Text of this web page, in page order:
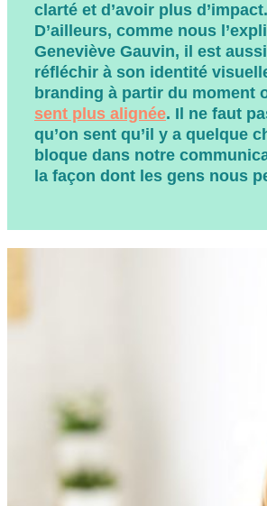
clarté et d’avoir plus d’impact
D’ailleurs, comme nous
Geneviève Gauvin, il est
réfléchir à son identité
branding à partir du moment
sent plus alignée. Il ne faut
qu’on sent qu’il y a quelque
bloque dans notre
la façon dont les gens nous